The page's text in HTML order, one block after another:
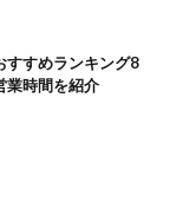
すすめランキング8
業時間を紹介